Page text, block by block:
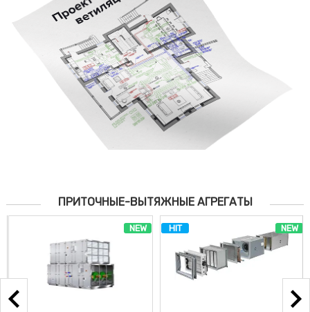
ПРИТОЧНЫЕ-ВЫТЯЖНЫЕ АГРЕГАТЫ
NEW NEW
HIT